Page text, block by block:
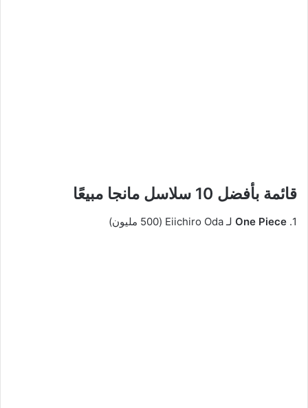
قائمة بأفضل 10 سلاسل مانجا مبيعًا
1.
One Piece لـ Eiichiro Oda (500 مليون)